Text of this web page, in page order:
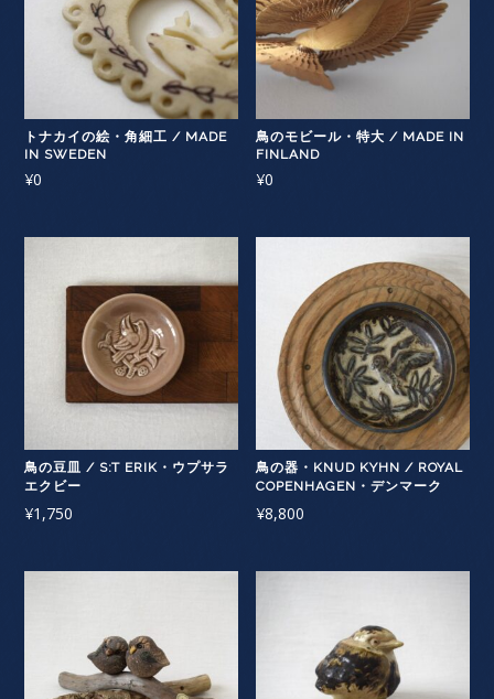
トナカイの絵・角細工 / MADE
IN SWEDEN
¥0
鳥のモビール・特大 / MADE IN
FINLAND
¥0
鳥の豆皿 / S:T ERIK・ウプサラ
エクビー
¥1,750
鳥の器・KNUD KYHN / ROYAL
COPENHAGEN・デンマーク
¥8,800